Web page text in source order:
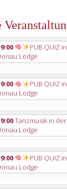
PUB QUIZ
Lodge
PUB QUIZ
Lodge
Tanzmusik in
Lodge
PUB QUIZ
Lodge